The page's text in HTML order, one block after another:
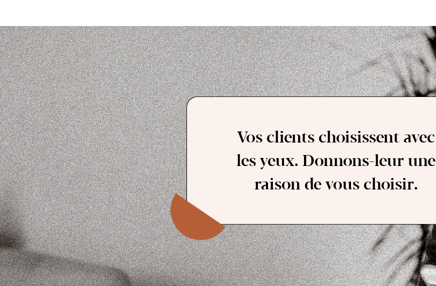
Vos clients choisissent avec
les yeux. Donnons-leur une
raison de vous choisir.